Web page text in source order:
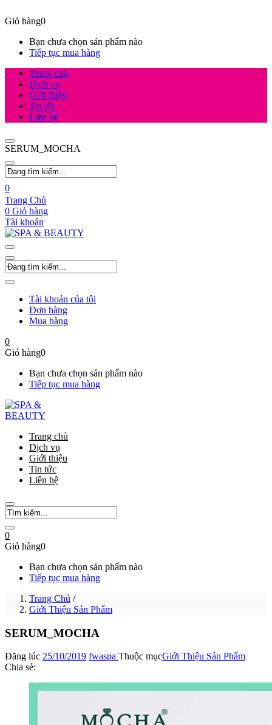
Giỏ hàng0
Bạn chưa chọn sản phẩm nào
Tiếp tục mua hàng
Trang chủ
Dịch vụ
Giới thiệu
Tin tức
Liên hệ
SERUM_MOCHA
0
Trang Chủ
0 Giỏ hàng
Tài khoản
Tài khoản của tôi
Đơn hàng
Mua hàng
0
Giỏ hàng0
Bạn chưa chọn sản phẩm nào
Tiếp tục mua hàng
Trang chủ
Dịch vụ
Giới thiệu
Tin tức
Liên hệ
0
Giỏ hàng0
Bạn chưa chọn sản phẩm nào
Tiếp tục mua hàng
Trang Chủ /
Giới Thiệu Sản Phẩm
SERUM_MOCHA
Đăng lúc 25/10/2019 fwaspa Thuộc mụcGiới Thiệu Sản Phẩm
Chia sẻ: